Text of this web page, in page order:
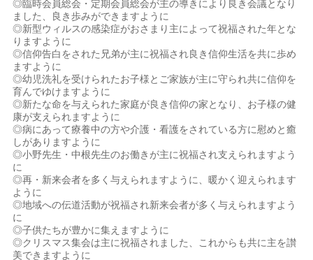
◎臨時会員総会・定期会員総会が主の導きにより良き会議となり
ました、良き歩みができますように
◎新型ウィルスの感染症がおさまり主によって祝福された年とな
りますように
◎信仰告白をされた兄弟が主に祝福され良き信仰生活を共に歩め
ますように
◎幼児洗礼を受けられたお子様とご家族が主に守られ共に信仰を
育んでゆけますように
◎新たな命を与えられた家庭が良き信仰の家となり、お子様の健
康が支えられますように
◎病にあって療養中の方や介護・看護をされている方に慰めと癒
しがありますように
◎小野先生・中根先生のお働きが主に祝福され支えられますよう
に
◎再・新来会者を多く与えられますように、暖かく迎えられます
ように
◎地域への伝道活動が祝福され新来会者が多く与えられますよう
に
◎子供たちが豊かに集えますように
◎クリスマス集会は主に祝福されました、これからも共に主を讃
美できますように